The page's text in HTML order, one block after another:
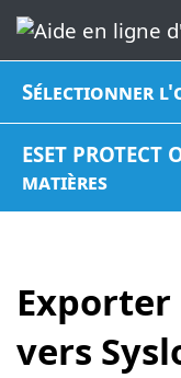
Sélectionner
ESET
matières
vers